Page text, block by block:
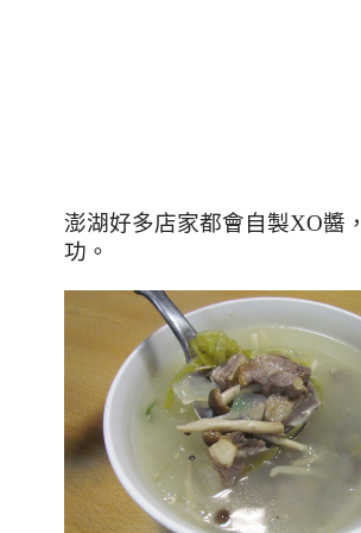
澎湖好多店家都會自製XO醬
功。